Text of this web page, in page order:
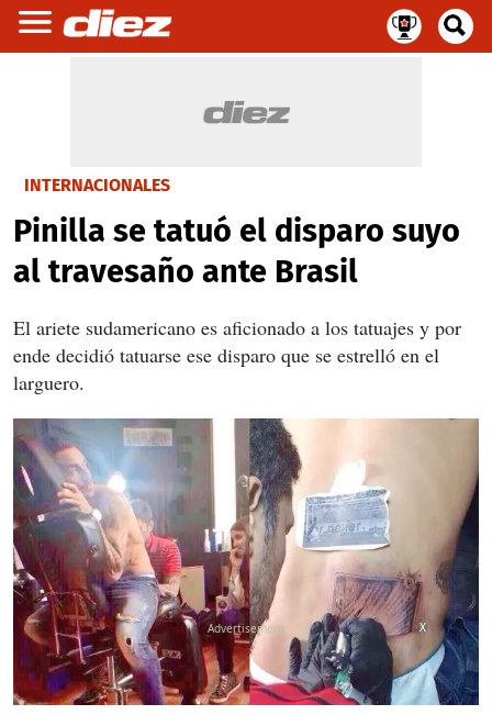
INTERNACIONALES
Pinilla se tatuó el disparo suyo
al travesaño ante Brasil
El ariete sudamericano es aficionado a los tatuajes y por
ende decidió tatuarse ese disparo que se estrelló en el
larguero.
X